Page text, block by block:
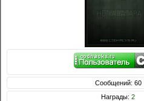
Сообщений: 60
Награды: 2